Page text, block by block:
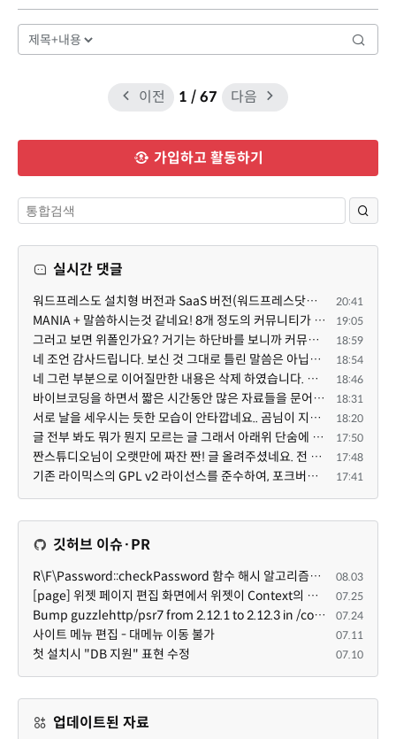
이전 1 / 67 다음
가입하고 활동하기
실시간 댓글
워드프레스도 설치형 버전과 SaaS 버전(워드프레스닷컴)은 다른 점이 많습니다. SaaS로 제공한다면 GPL 라이... 20:41
MANIA + 말씀하시는것 같네요! 8개 정도의 커뮤니티가 저 MANIA+ 기반으로 구축된거로 알고 있습니다. SaaS ... 19:05
그러고 보면 위폴인가요? 거기는 하단바를 보니까 커뮤니티 빌딩 SaaS 솔루션을 사용하고 있는거 같더라고요... 18:59
네 조언 감사드립니다. 보신 것 그대로 틀린 말씀은 아닙니다. 다만, 배포한 것에 대해 흥미가 떨어져서 뒷... 18:54
네 그런 부분으로 이어질만한 내용은 삭제 하였습니다. 불편을 드려 죄송합니다. 저희는 비즈니스 완성할 수... 18:46
바이브코딩을 하면서 짧은 시간동안 많은 자료들을 문어발식 확장하면서 이미 배포한것에대한 흥미가 떨어지... 18:31
서로 날을 세우시는 듯한 모습이 안타깝네요.. 곰님이 지금까지 이끌어주셨던것처럼 안정적인 코어도 필요하... 18:20
글 전부 봐도 뭐가 뭔지 모르는 글 그래서 아래위 단숨에 쭈욱 훝어만 보고 말았지만 참 대단한 정성이예요.... 17:50
짠스튜디오님이 오랫만에 짜잔 짠! 글 올려주셨네요. 전 봐도 잘 모르는 내용이지만 그래도 응원드려요. 17:48
기존 라이믹스의 GPL v2 라이선스를 준수하여, 포크버전도 GPL v2 라이선스로 공개 배포됩니다. 17:41
깃허브 이슈·PR
R\F\Password::checkPassword 함수 해시 알고리즘을 암시적으로 호출하는 경우 Argon2id 해시 비교 실패 08.03
[page] 위젯 페이지 편집 화면에서 위젯이 Context의 module_info를 덮어쓰면 저장이 ERR_ACT_IS_NOT_STANDALONE으로 실패 07.25
Bump guzzlehttp/psr7 from 2.12.1 to 2.12.3 in /common 07.24
사이트 메뉴 편집 - 대메뉴 이동 불가 07.11
첫 설치시 "DB 지원" 표현 수정 07.10
업데이트된 자료